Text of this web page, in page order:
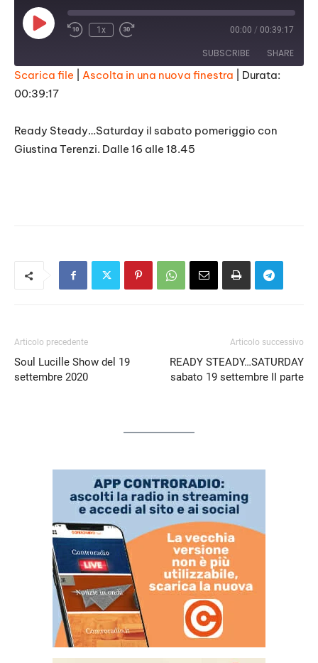
Play
Episode
1x 00:00 / 00:39:17
SUBSCRIBE SHARE
SHARE
LINK
EMBED
Scarica file Ascolta in una nuova finestra
Durata:
00:39:17
Ready Steady…Saturday il sabato pomeriggio con
Giustina Terenzi. Dalle 16 alle 18.45
Articolo precedente
Soul Lucille Show del 19
settembre 2020
Articolo successivo
READY STEADY…SATURDAY
sabato 19 settembre II parte